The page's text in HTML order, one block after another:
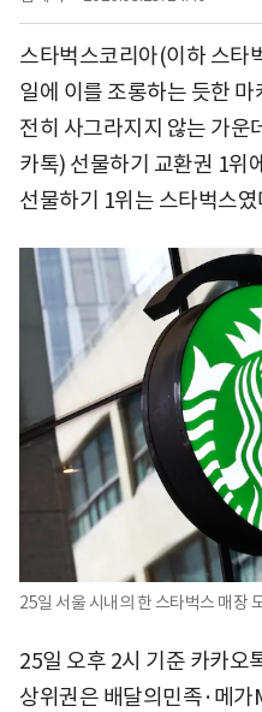
스타벅스코리아(이하 스타
일에 이를 조롱하는 듯한
전히 사그라지지 않는 가
카톡) 선물하기 교환권 1위
선물하기 1위는 스타벅스였
25일 서울 시내의 한 스타벅스 매장
25일 오후 2시 기준 카카오
상위권은 배달의민족·메가